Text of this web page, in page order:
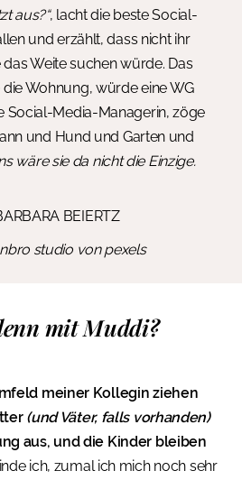
aus?“, lacht die beste Social-
und erzählt, dass nicht ihr
Weite suchen würde. Das
Wohnung, würde eine WG
Social-Media-Managerin, zöge
und Hund und Garten und
wäre sie da nicht die Einzige.
BEIERTZ
studio von pexels
mit Muddi?
meiner Kollegin ziehen
(und Väter, falls vorhanden)
aus, und die Kinder bleiben
ich, zumal ich mich noch sehr